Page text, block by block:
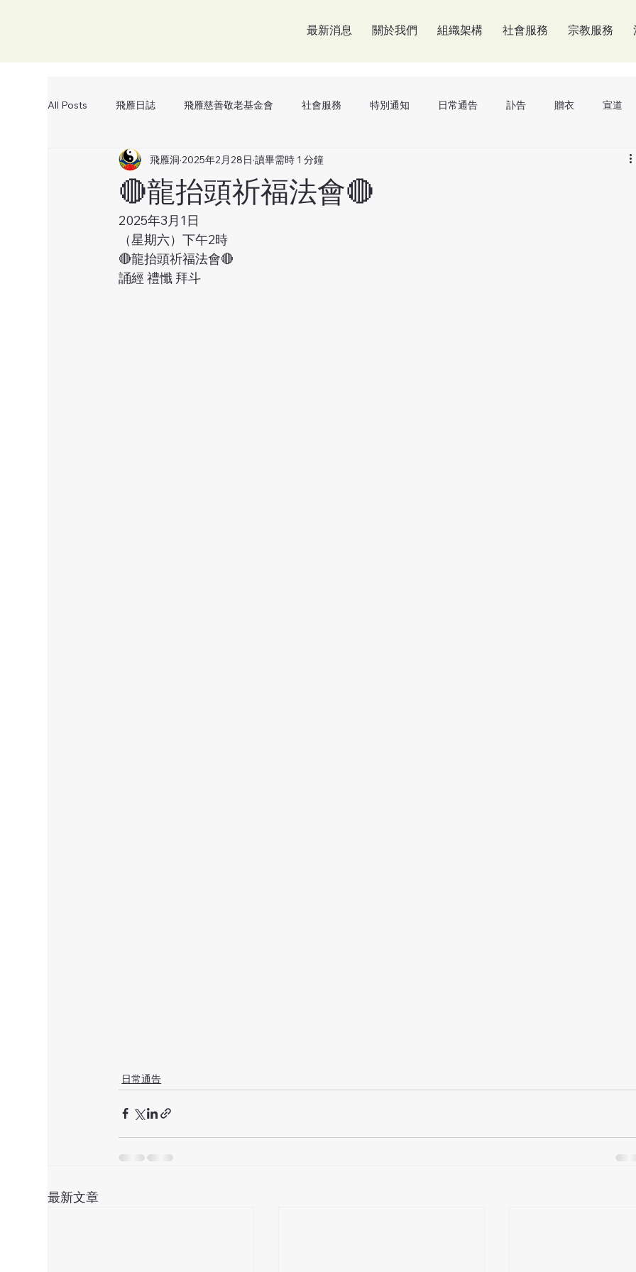
最新消息 關於我們 組織架構 社會服務 宗教服務
All Posts 飛雁日誌 飛雁慈善敬老基金會 社會服務 特別通知 日常通告 訃告 贈衣 宣道
🔴龍抬頭祈福法會🔴
飛雁洞 2025年2月28日 讀畢需時 1 分鐘
2025年3月1日
（星期六）下午2時
🔴龍抬頭祈福法會🔴
誦經 禮懺 拜斗
日常通告
最新文章